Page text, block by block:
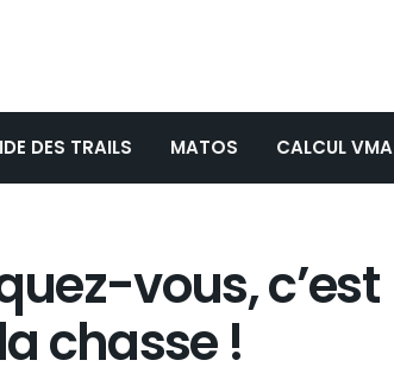
DES TRAILS MATOS CALCUL VMA
vous, c’est
chasse !